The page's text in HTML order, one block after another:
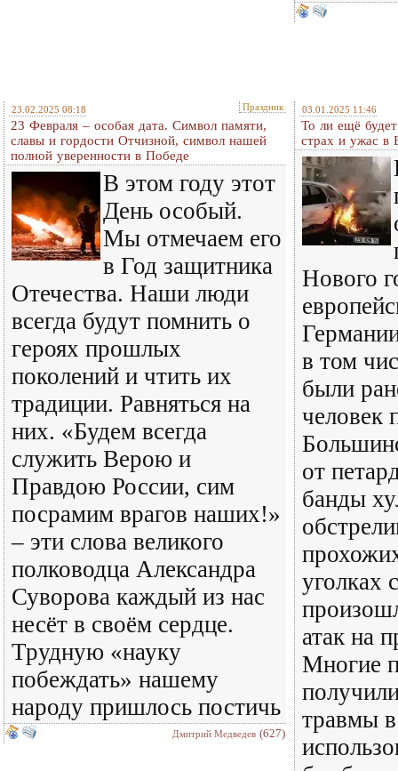
23.02.2025 08:18 Праздник
23 Февраля – особая дата. Символ памяти,
славы и гордости Отчизной, символ нашей
полной уверенности в Победе
В этом году этот
День особый.
Мы отмечаем его
в Год защитника
Отечества. Наши люди
всегда будут помнить о
героях прошлых
поколений и чтить их
традиции. Равняться на
них. «Будем всегда
служить Верою и
Правдою России, сим
посрамим врагов наших!»
– эти слова великого
полководца Александра
Суворова каждый из нас
несёт в своём сердце.
Трудную «науку
побеждать» нашему
народу пришлось постичь
Дмитрий Медведев (627)
03.01.2025 11:46
То ли ещё
страх и ужас в
Нового
в том
были
человек
от
банды
уголках
атак на
Многие
травмы в